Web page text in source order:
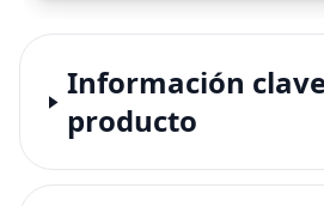
Información
producto